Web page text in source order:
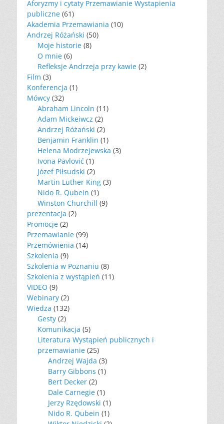
Aforyzmy i cytaty Przemawianie Wystapienia
publiczne (61)
Akademia Przemawiania (10)
Andrzej Różański (50)
Moje historie (8)
O mnie (6)
Refleksje Andrzeja przy kawie (2)
Film (3)
Konferencja (1)
Mówcy (32)
Abraham Lincoln (11)
Adam Mickeiwcz (2)
Andrzej Różański (2)
Benjamin Franklin (1)
Helena Modrzejewska (3)
Ivona Pavlović (1)
Józef Piłsudski (2)
Martin Luther King (3)
Nido R. Qubein (1)
Winston Churchill (9)
prezentacja (2)
Promocje (2)
Przemawianie (99)
Przemówienia (14)
Szkolenia (9)
Szkolenia w Poznaniu (8)
Szkolenia z wystąpień (11)
VIDEO (9)
Webinary (2)
Wiedza (132)
Gesty (2)
Komunikacja (5)
Literatura Wystąpień publicznych i
przemawianie (25)
Andrzej Wajda (3)
Barry Gibbons (1)
Bert Decker (2)
Dale Carnegie (1)
Jerzy Rzędowski (1)
Nido R. Qubein (1)